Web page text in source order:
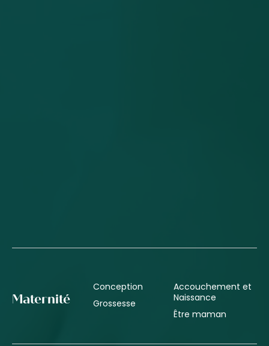
Maternité
Conception
Grossesse
Accouchement et
Naissance
Être maman